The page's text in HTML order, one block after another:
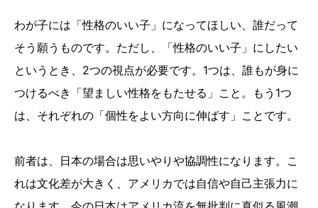
わが子には「性格のいい子」になってほしい、誰だって
そう願うものです。ただし、「性格のいい子」にしたい
というとき、2つの視点が必要です。1つは、誰もが身に
つけるべき「望ましい性格をもたせる」こと。もう1つ
は、それぞれの「個性をよい方向に伸ばす」ことです。
前者は、日本の場合は思いやりや協調性になります。こ
れは文化差が大きく、アメリカでは自信や自己主張力に